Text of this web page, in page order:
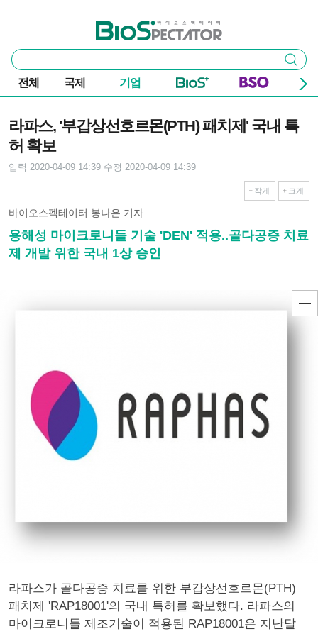
바이오스펙테이터
통
합
검
색
검색
전체 국제 기업
라파스, '부갑상선호르몬(PTH) 패치제' 국내 특
허 확보
입력 2020-04-09 14:39 수정 2020-04-09 14:39
작게 크게
바이오스펙테이터 봉나은 기자
용해성 마이크로니들 기술 'DEN' 적용..골다공증 치료
제 개발 위한 국내 1상 승인
라파스가 골다공증 치료를 위한 부갑상선호르몬(PTH)
패치제 'RAP18001'의 국내 특허를 확보했다. 라파스의
마이크로니들 제조기술이 적용된 RAP18001은 지난달